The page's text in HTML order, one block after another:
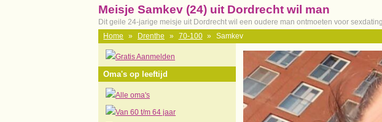
Meisje Samkev (24) uit Dordrecht wil man
Dit geile 24-jarige meisje uit Dordrecht wil een oudere man ontmoeten voor
Home
» Drenthe » 70-100 » Samkev
Gratis Aanmelden
Oma's op leeftijd
Alle oma's
Van 60 t/m 64 jaar